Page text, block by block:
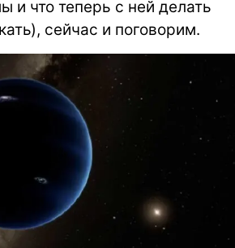
и что теперь с ней делать
сейчас и поговорим.